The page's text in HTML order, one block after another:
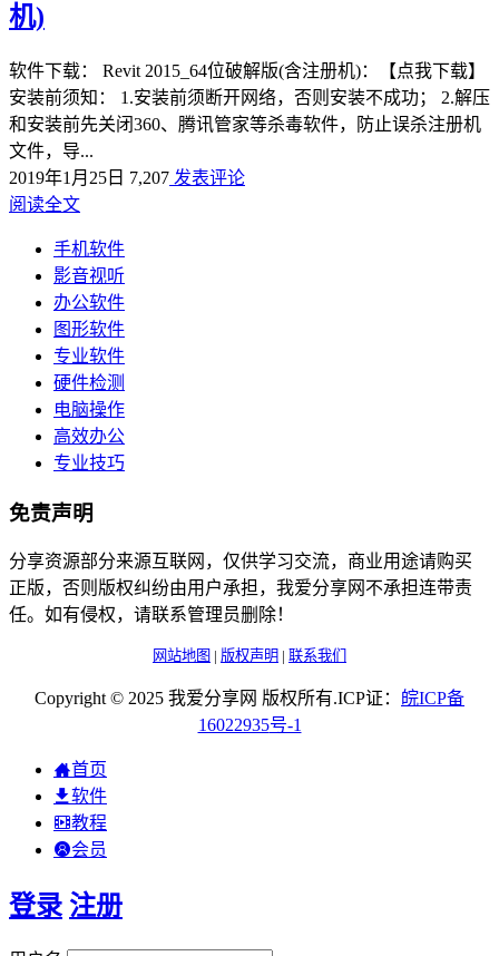
机)
软件下载： Revit 2015_64位破解版(含注册机)：【点我下载】
安装前须知： 1.安装前须断开网络，否则安装不成功； 2.解压
和安装前先关闭360、腾讯管家等杀毒软件，防止误杀注册机
文件，导...
2019年1月25日 7,207 发表评论
阅读全文
手机软件
影音视听
办公软件
图形软件
专业软件
硬件检测
电脑操作
高效办公
专业技巧
免责声明
分享资源部分来源互联网，仅供学习交流，商业用途请购买
正版，否则版权纠纷由用户承担，我爱分享网不承担连带责
任。如有侵权，请联系管理员删除！
网站地图 | 版权声明 | 联系我们
Copyright © 2025 我爱分享网 版权所有.ICP证： 皖ICP备
16022935号-1
首页
软件
教程
会员
登录 注册